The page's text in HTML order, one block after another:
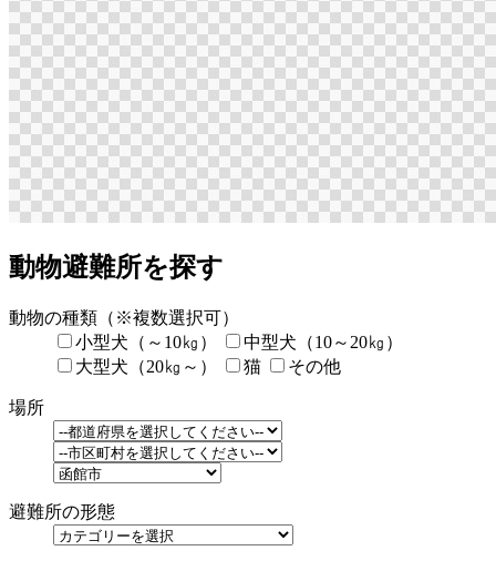
動物避難所を探す
動物の種類 （※複数選択可）
小型犬（～10㎏）
中型犬（10～20㎏）
大型犬（20㎏～）
猫 その他
場所
避難所の形態